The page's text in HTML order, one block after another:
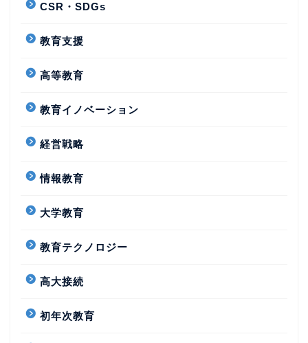
CSR・SDGs
教育支援
高等教育
教育イノベーション
経営戦略
情報教育
大学教育
教育テクノロジー
高大接続
初年次教育